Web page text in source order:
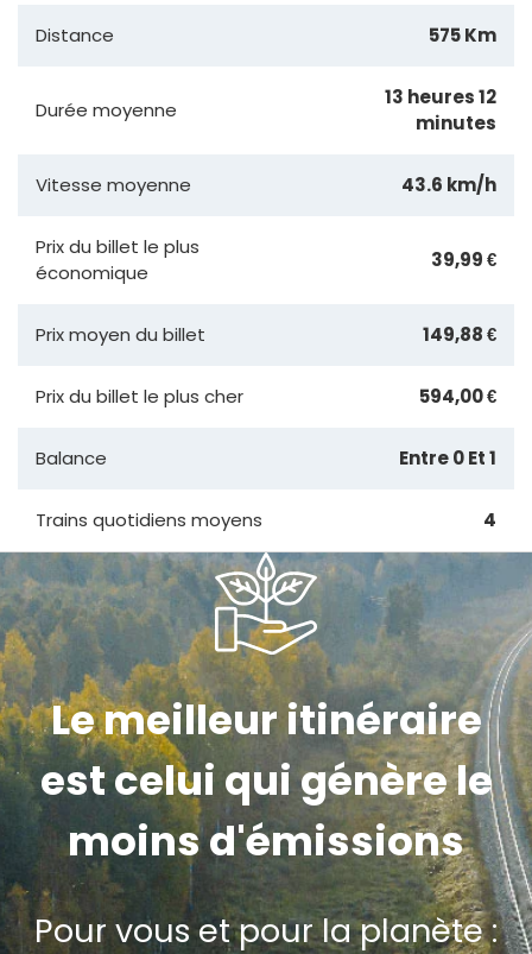
Distance 575 Km
Durée moyenne
13 heures 12
minutes
Vitesse moyenne 43.6 km/h
Prix du billet le plus
économique
39,99 €
Prix moyen du billet 149,88 €
Prix du billet le plus cher 594,00 €
Balance Entre 0 Et 1
Trains quotidiens moyens 4
Le meilleur itinéraire
est celui qui génère le
moins d'émissions
Pour vous et pour la planète :